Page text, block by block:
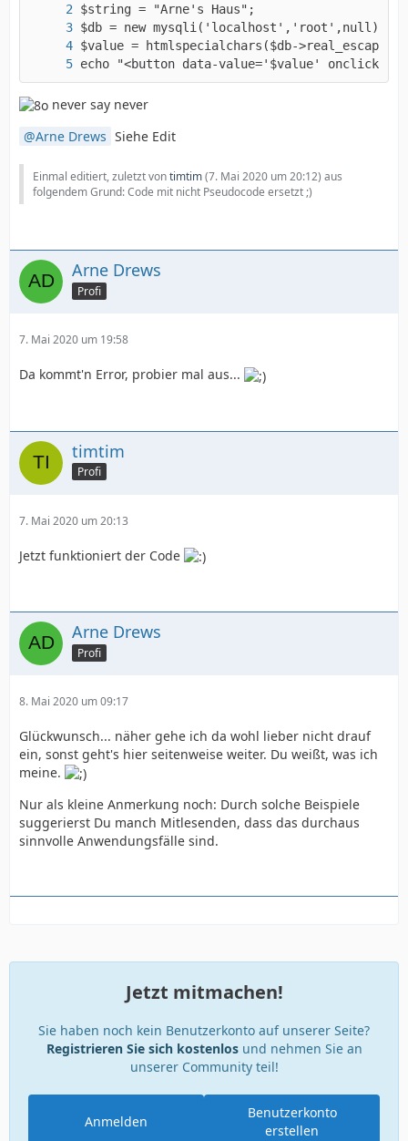
echo "<button data-value='$value'
never say never
Arne Drews Siehe Edit
Einmal editiert, zuletzt vontimtim(7. Mai 2020 um 20:12) aus
folgendem Grund: Code mit nicht Pseudocode ersetzt ;)
Arne Drews
Profi
7. Mai 2020 um 19:58
Da kommt'n Error, probier mal aus...
timtim
Profi
7. Mai 2020 um 20:13
Jetzt funktioniert der Code
Arne Drews
Profi
8. Mai 2020 um 09:17
Glückwunsch... näher gehe ich da wohl lieber nicht drauf
ein, sonst geht's hier seitenweise weiter. Du weißt, was ich
meine.
Nur als kleine Anmerkung noch: Durch solche Beispiele
suggerierst Du manch Mitlesenden, dass das durchaus
sinnvolle Anwendungsfälle sind.
Jetzt mitmachen!
Sie haben noch kein Benutzerkonto auf unserer Seite?
Registrieren Sie sich kostenlosund nehmen Sie an
unserer Community teil!
Benutzerkonto
erstellen
Anmelden